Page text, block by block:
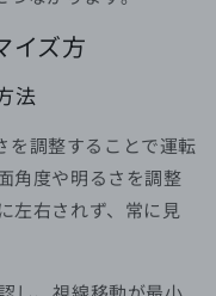
イズ方
法
を調整することで運転
角度や明るさを調整
左右されず、常に見